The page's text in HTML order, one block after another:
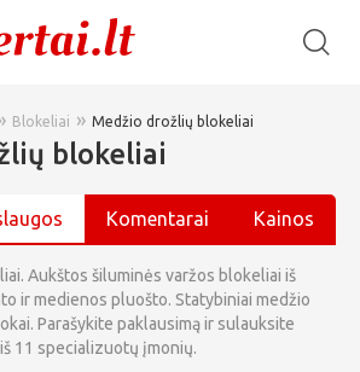
Blokeliai » Medžio drožlių blokeliai
blokeliai
Komentarai Kainos
Aukštos šiluminės varžos blokeliai iš
ir medienos pluošto. Statybiniai medžio
Parašykite paklausimą ir sulauksite
11 specializuotų įmonių.